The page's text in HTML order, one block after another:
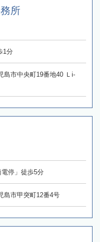
所
1分
島市中央町19番地40 Ｌi‐
停」徒歩5分
島市甲突町12番4号